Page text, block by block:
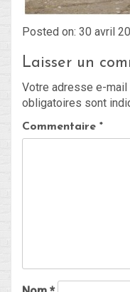
Non
Flux des
Posted on: 30 avril
Laisser un
Votre adresse e-mail
obligatoires sont
Commentaire *